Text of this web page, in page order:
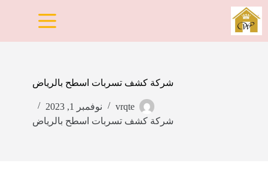
التجاوز
إلى
المحتوى
شركة كشف تسربات اسطح بالرياض
vrqte
نوفمبر 1, 2023
شركة كشف تسربات اسطح بالرياض